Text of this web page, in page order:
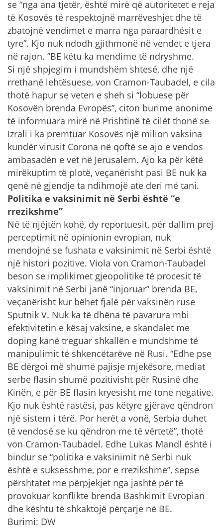
se “nga ana tjetër, është mirë që autoritetet e reja
të Kosovës të respektojnë marrëveshjet dhe të
zbatojnë vendimet e marra nga paraardhësit e
tyre”. Kjo nuk ndodh gjithmonë në vendet e tjera
në rajon. ”BE këtu ka mendime të ndryshme.
Si një shpjegim i mundshëm shtesë, dhe një
rrethanë lehtësuese, von Cramon-Taubadel, e cila
thotë hapur se veten e sheh si “lobuese për
Kosovën brenda Evropës”, citon burime anonime
të informuara mirë në Prishtinë të cilët thonë se
Izrali i ka premtuar Kosovës një milion vaksina
kundër virusit Corona në qoftë se ajo e vendos
ambasadën e vet në Jerusalem. Ajo ka për këtë
mirëkuptim të plotë, veçanërisht pasi BE nuk ka
qenë në gjendje ta ndihmojë ate deri më tani.
Politika e vaksinimit në Serbi është “e
rrezikshme”
Në të njëjtën kohë, dy reportuesit, për dallim prej
perceptimit në opinionin evropian, nuk
mendojnë se fushata e vaksinimit në Serbi është
një histori pozitive. Viola von Cramon-Taubadel
beson se implikimet gjeopolitike të procesit të
vaksinimit në Serbi janë “injoruar” brenda BE,
veçanërisht kur bëhet fjalë për vaksinën ruse
Sputnik V. Nuk ka të dhëna të pavarura mbi
efektivitetin e kësaj vaksine, e skandalet me
doping kanë treguar shkallën e mundshme të
manipulimit të shkencëtarëve në Rusi. “Edhe pse
BE dërgoi më shumë pajisje mjekësore, mediat
serbe flasin shumë pozitivisht për Rusinë dhe
Kinën, e për BE flasin kryesisht me tone negative.
Kjo nuk është rastësi, pas këtyre gjërave qëndron
një sistem i tërë. Por herët a vonë, Serbia duhet
të vendosë se ku qëndron me të vërtetë”, thotë
von Cramon-Taubadel. Edhe Lukas Mandl është i
bindur se “politika e vaksinimit në Serbi nuk
është e suksesshme, por e rrezikshme”, sepse
përshtatet me përpjekjet nga jashtë për të
provokuar konflikte brenda Bashkimit Evropian
dhe kështu të shkaktojë përçarje në BE.
Burimi: DW